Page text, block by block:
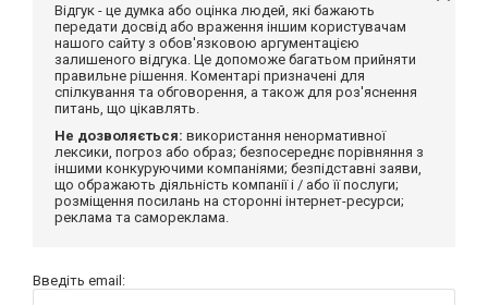
Відгук - це думка або оцінка людей, які бажають
передати досвід або враження іншим користувачам
нашого сайту з обов'язковою аргументацією
залишеного відгука. Це допоможе багатьом прийняти
правильне рішення. Коментарі призначені для
спілкування та обговорення, а також для роз'яснення
питань, що цікавлять.
Не дозволяється: використання ненормативної
лексики, погроз або образ; безпосереднє порівняння з
іншими конкуруючими компаніями; безпідставні заяви,
що ображають діяльність компанії і / або її послуги;
розміщення посилань на сторонні інтернет-ресурси;
реклама та самореклама.
Введіть email: